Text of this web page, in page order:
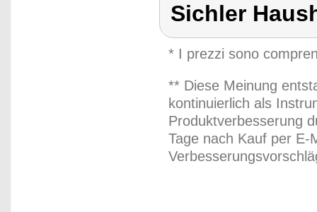
Sichler
* I prezzi sono
** Diese Meinung
kontinuierlich als
Produktverbesserung
Tage nach Kauf per E-